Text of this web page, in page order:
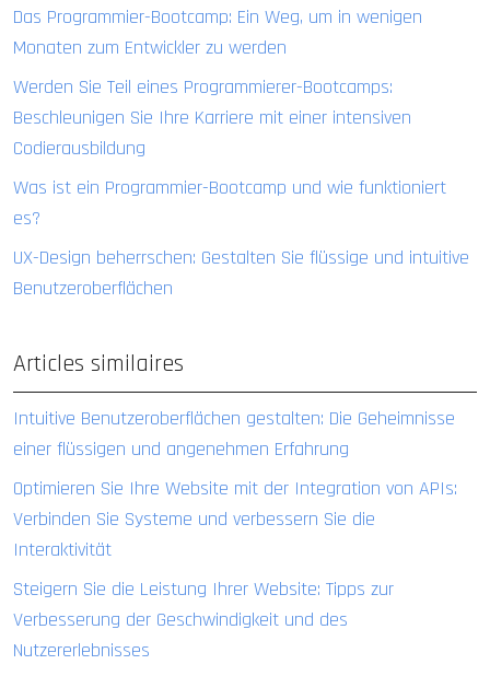
Das Programmier-Bootcamp: Ein Weg, um in wenigen
Monaten zum Entwickler zu werden
Werden Sie Teil eines Programmierer-Bootcamps:
Beschleunigen Sie Ihre Karriere mit einer intensiven
Codierausbildung
Was ist ein Programmier-Bootcamp und wie funktioniert
es?
UX-Design beherrschen: Gestalten Sie flüssige und intuitive
Benutzeroberflächen
Articles similaires
Intuitive Benutzeroberflächen gestalten: Die Geheimnisse
einer flüssigen und angenehmen Erfahrung
Optimieren Sie Ihre Website mit der Integration von APIs:
Verbinden Sie Systeme und verbessern Sie die
Interaktivität
Steigern Sie die Leistung Ihrer Website: Tipps zur
Verbesserung der Geschwindigkeit und des
Nutzererlebnisses